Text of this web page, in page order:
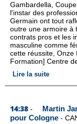
Gambardella,
l'instar des
Germain ont tout
outre une armoire à
contrats pros et les
masculine comme
cette réussite, Onze
Formation] Centre
Lire la suite
14:38 -
Martin
pour Cologne -